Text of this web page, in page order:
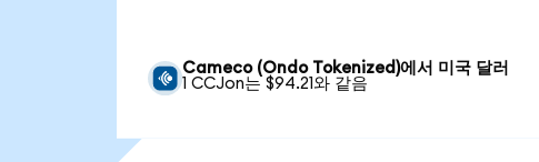
Cameco (Ondo Tokenized)에서 미국 달러
1 CCJon는 $94.21와 같음